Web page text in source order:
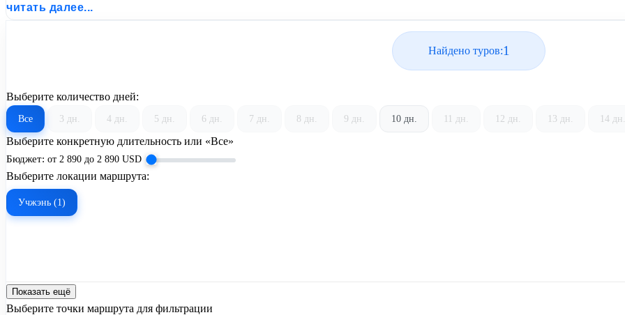
читать далее...
Найдено туров:1
Выберите количество дней:
Все 3 дн. 4 дн. 5 дн. 6 дн. 7 дн. 8 дн. 9 дн. 10 дн. 11 дн. 12 дн. 13 дн. 14 дн.
Выберите конкретную длительность или «Все»
Бюджет: от 2 890 до 2 890 USD
Выберите локации маршрута:
Учжэнь (1)
Показать ещё
Выберите точки маршрута для фильтрации